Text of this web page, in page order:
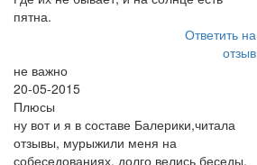
пятна.
Ответить на
отзыв
не важно
20-05-2015
Плюсы
ну вот и я в составе Балерики,читала
отзывы, мурыжили меня на
собеседованиях, долго велись беседы,